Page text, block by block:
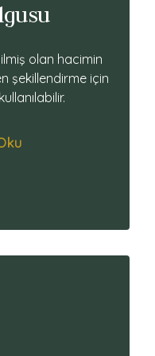
olan hacimin
şekillendirme için